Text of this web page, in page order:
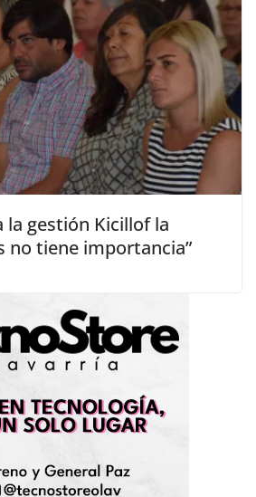
la gestión Kicillof la
no tiene importancia”